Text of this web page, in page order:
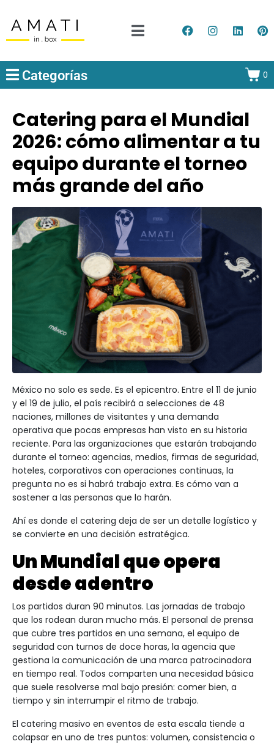
Categorías 0
Catering para el Mundial
2026: cómo alimentar a tu
equipo durante el torneo
más grande del año
México no solo es sede. Es el epicentro. Entre el 11 de junio
y el 19 de julio, el país recibirá a selecciones de 48
naciones, millones de visitantes y una demanda
operativa que pocas empresas han visto en su historia
reciente. Para las organizaciones que estarán trabajando
durante el torneo: agencias, medios, firmas de seguridad,
hoteles, corporativos con operaciones continuas, la
pregunta no es si habrá trabajo extra. Es cómo van a
sostener a las personas que lo harán.
Ahí es donde el catering deja de ser un detalle logístico y
se convierte en una decisión estratégica.
Un Mundial que opera
desde adentro
Los partidos duran 90 minutos. Las jornadas de trabajo
que los rodean duran mucho más. El personal de prensa
que cubre tres partidos en una semana, el equipo de
seguridad con turnos de doce horas, la agencia que
gestiona la comunicación de una marca patrocinadora
en tiempo real. Todos comparten una necesidad básica
que suele resolverse mal bajo presión: comer bien, a
tiempo y sin interrumpir el ritmo de trabajo.
El catering masivo en eventos de esta escala tiende a
colapsar en uno de tres puntos: volumen, consistencia o